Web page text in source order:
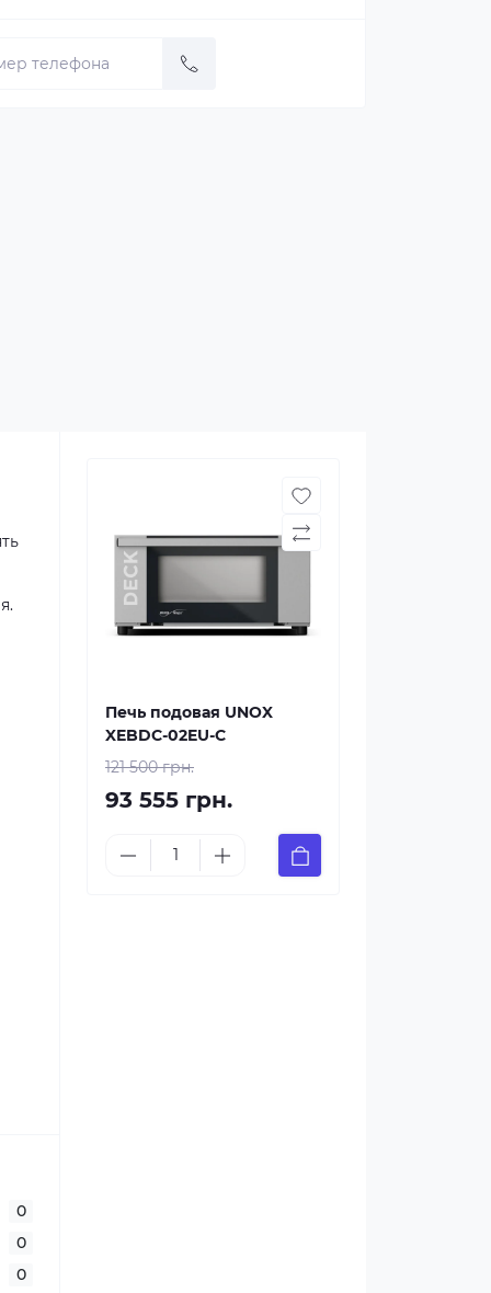
0
0
0
Печь подовая UNOX
XEBDC-02EU-C
121 500 грн.
93 555 грн.